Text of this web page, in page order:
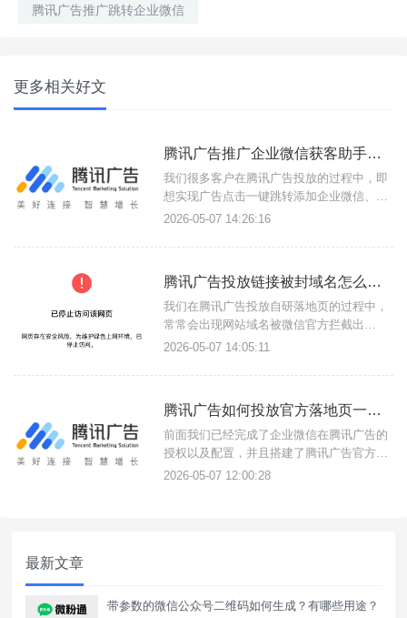
腾讯广告推广跳转企业微信
更多相关好文
腾讯广告推广企业微信获客助手如何省1元/次的加粉成本？
我们很多客户在腾讯广告投放的过程中，即
想实现广告点击一键跳转添加企业微信、并
且还不想支付获客助手那个1-4元的加粉成
是否有办法实现呢？答案是可以的，具体教
粉如何不通过获客助手？获客助手的效果很
好，但是加粉是要按加粉数量付
2026-05-07 14:26:16
腾讯广告投放链接被封域名怎么解决？
我们在腾讯广告投放自研落地页的过程中，
常常会出现网站域名被微信官方拦截出
现：“已停止访问该网页”，一、为什么腾讯
广业务，并且你的服务内容没有任何风险，
在微信内访问您的链接，如果触发微信风控
规则或者客户投诉您的链接过多，
2026-05-07 14:05:11
腾讯广告如何投放官方落地页一键跳企业微信加粉并实现API回传
前面我们已经完成了企业微信在腾讯广告的
授权以及配置，并且搭建了腾讯广告官方落
地页、添加了转化归因等，接下来我们进行
2026-05-07 12:00:28
最新文章
带参数的微信公众号二维码如何生成？有哪些用途？